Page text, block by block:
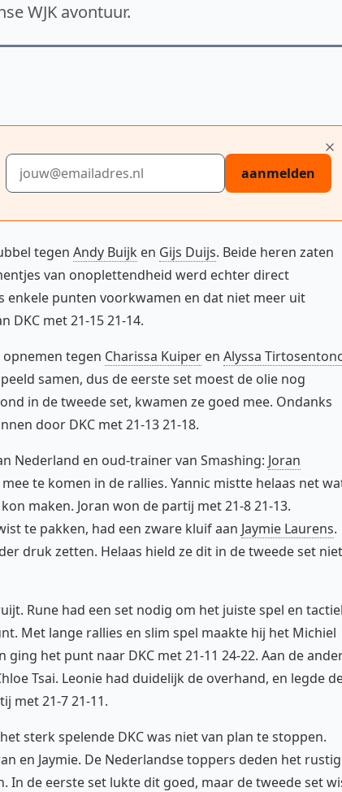
WJK avontuur.
E-mailadres
aanmelden
tegen Andy Buijk en Gijs Duijs. Beide heren zaten
van onoplettendheid werd echter direct
punten voorkwamen en dat niet meer uit
DKC met 21-15 21-14.
tegen Charissa Kuiper en Alyssa
samen, dus de eerste set moest de olie nog
in de tweede set, kwamen ze goed mee. Ondanks
door DKC met 21-13 21-18.
Nederland en oud-trainer van Smashing: Joran
te komen in de rallies. Yannic mistte helaas net
maken. Joran won de partij met 21-8 21-13.
te pakken, had een zware kluif aan Jaymie Laurens.
druk zetten. Helaas hield ze dit in de tweede set niet
Rune had een set nodig om het juiste spel en
Met lange rallies en slim spel maakte hij het Michiel
het punt naar DKC met 21-11 24-22. Aan de
Tsai. Leonie had duidelijk de overhand, en legde
met 21-7 21-11.
sterk spelende DKC was niet van plan te stoppen.
en Jaymie. De Nederlandse toppers deden het rustig
In de eerste set lukte dit goed, maar de tweede set